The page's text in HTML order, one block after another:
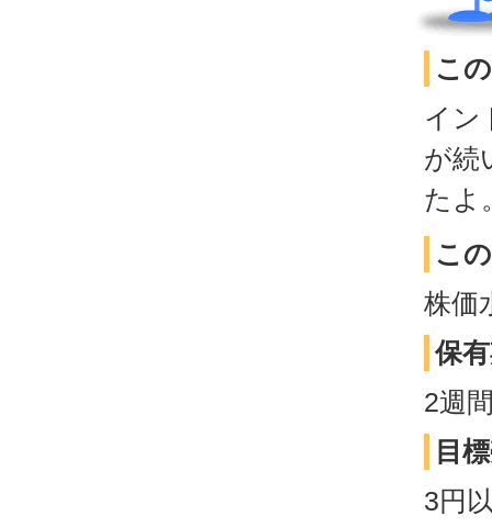
こ
イン
が続
たよ
こ
株価
保
2週
目
3円